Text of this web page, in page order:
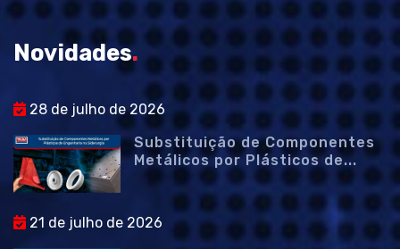
Novidades.
28 de julho de 2026
Substituição de Componentes
Metálicos por Plásticos de...
21 de julho de 2026